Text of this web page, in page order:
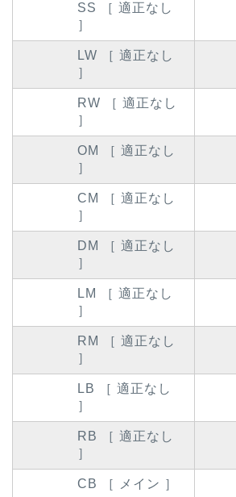
SS ［ 適正なし
］
LW ［ 適正なし
］
RW ［ 適正なし
］
OM ［ 適正なし
］
CM ［ 適正なし
］
DM ［ 適正なし
］
LM ［ 適正なし
］
RM ［ 適正なし
］
LB ［ 適正なし
］
RB ［ 適正なし
］
CB ［ メイン ］